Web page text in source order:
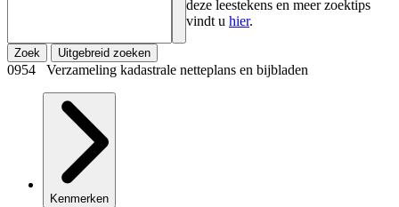
deze leestekens en meer zoektips
vindt u hier.
Zoek Uitgebreid zoeken
0954 Verzameling kadastrale netteplans en bijbladen
Kenmerken